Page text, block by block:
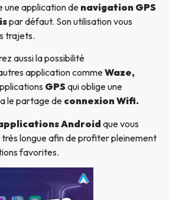
une application de navigation GPS
par défaut. Son utilisation vous
trajets.
aussi la possibilité
application commeWaze,
GPSqui oblige une
le partage de connexion Wifi.
Androidque vous
longue afin de profiter pleinement
favorites.